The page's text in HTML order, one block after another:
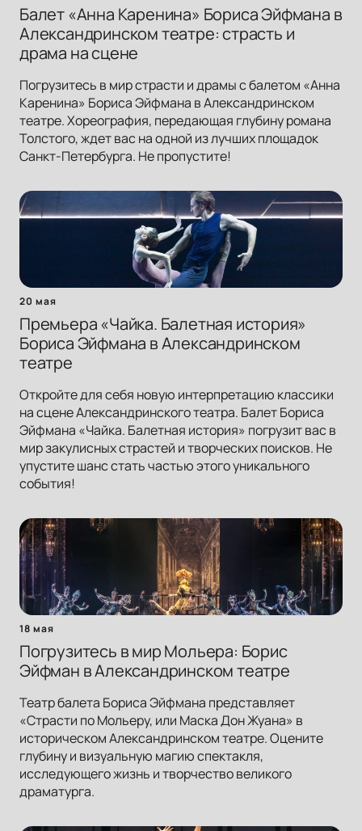
Балет «Анна Каренина» Бориса Эйфмана в
Александринском театре: страсть и
драма на сцене
Погрузитесь в мир страсти и драмы с балетом «Анна
Каренина» Бориса Эйфмана в Александринском
театре. Хореография, передающая глубину романа
Толстого, ждет вас на одной из лучших площадок
Санкт-Петербурга. Не пропустите!
20 мая
Премьера «Чайка. Балетная история»
Бориса Эйфмана в Александринском
театре
Откройте для себя новую интерпретацию классики
на сцене Александринского театра. Балет Бориса
Эйфмана «Чайка. Балетная история» погрузит вас в
мир закулисных страстей и творческих поисков. Не
упустите шанс стать частью этого уникального
события!
18 мая
Погрузитесь в мир Мольера: Борис
Эйфман в Александринском театре
Театр балета Бориса Эйфмана представляет
«Страсти по Мольеру, или Маска Дон Жуана» в
историческом Александринском театре. Оцените
глубину и визуальную магию спектакля,
исследующего жизнь и творчество великого
драматурга.